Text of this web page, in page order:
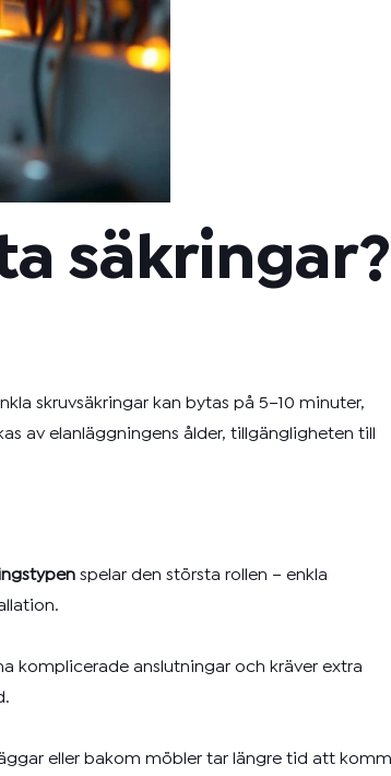
säkringar?
skruvsäkringar kan bytas på 5–10 minuter,
av elanläggningens ålder, tillgängligheten till
spelar den största rollen – enkla
komplicerade anslutningar och kräver extra
eller bakom möbler tar längre tid att